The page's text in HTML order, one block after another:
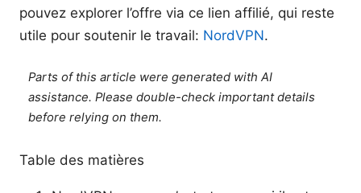
pouvez explorer l’offre via ce lien affilié, qui reste
utile pour soutenir le travail: NordVPN.
Parts of this article were generated with AI
assistance. Please double-check important details
before relying on them.
Table des matières